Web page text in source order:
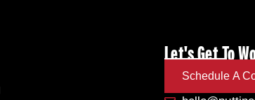
Let's Get To
Schedule A